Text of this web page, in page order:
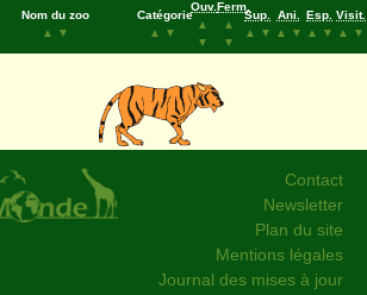
Nom du zoo
▲
▼
Catégorie
▲
▼
Ouv.
▲
▼
Ferm.
▲
▼
Sup.
▲
▼
Ani.
▲
▼
Esp.
▲
▼
Visit.
▲
▼
Contact
Newsletter
Plan du site
Mentions légales
Journal des mises à jour